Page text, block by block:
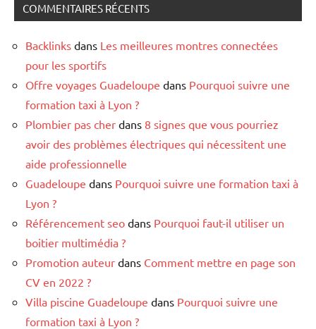
COMMENTAIRES RÉCENTS
Backlinks dans Les meilleures montres connectées
pour les sportifs
Offre voyages Guadeloupe dans Pourquoi suivre une
formation taxi à Lyon ?
Plombier pas cher dans 8 signes que vous pourriez
avoir des problèmes électriques qui nécessitent une
aide professionnelle
Guadeloupe dans Pourquoi suivre une formation taxi à
Lyon ?
Référencement seo dans Pourquoi faut-il utiliser un
boitier multimédia ?
Promotion auteur dans Comment mettre en page son
CV en 2022 ?
Villa piscine Guadeloupe dans Pourquoi suivre une
formation taxi à Lyon ?